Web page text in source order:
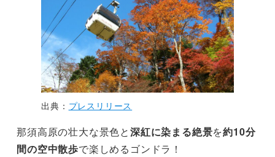
出典： プレスリリース
那須高原の壮大な景色と深紅に染まる絶景を約10分
間の空中散歩で楽しめるゴンドラ！